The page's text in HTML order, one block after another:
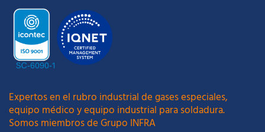
Expertos en el rubro industrial de gases especiales,
equipo médico y equipo industrial para soldadura.
Somos miembros de Grupo INFRA